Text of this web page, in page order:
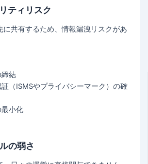
ティリスク
に共有するため、情報漏洩リスクがあ
締結
（ISMSやプライバシーマーク）の確
小化
の弱さ